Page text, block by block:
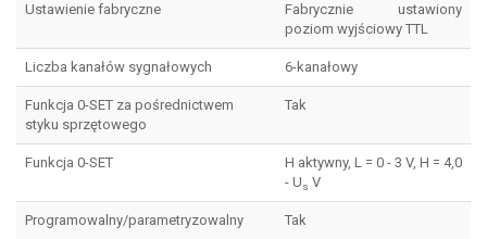
Ustawienie fabryczne
Fabrycznie ustawiony
poziom wyjściowy TTL
Liczba kanałów sygnałowych 6-kanałowy
Funkcja 0-SET za pośrednictwem
styku sprzętowego
Tak
Funkcja 0-SET
H aktywny, L = 0 - 3 V, H = 4,0
- Us V
Programowalny/parametryzowalny Tak